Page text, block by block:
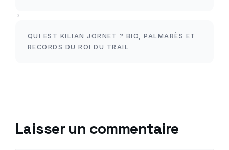
QUI EST KILIAN JORNET ? BIO, PALMARÈS ET
RECORDS DU ROI DU TRAIL
Laisser un commentaire